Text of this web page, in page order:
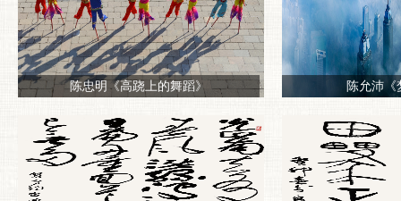
陈忠明《高跷上的舞蹈》 陈允沛《